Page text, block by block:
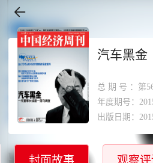
汽车黑金
总期号 ：第
年度期号：
出版日期：
封面故事 观察